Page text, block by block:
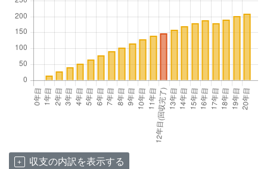
収支の内訳を表示する